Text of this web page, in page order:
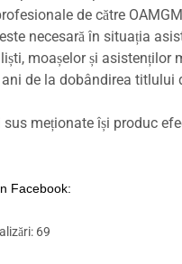
de către
necesară în situația
moașelor și asistenților
de la dobândirea titlului
meționate își produc
Facebook:
69